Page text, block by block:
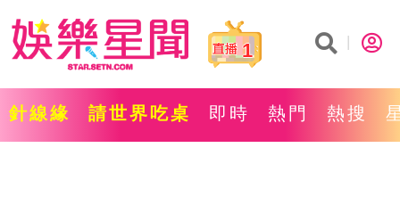
1
針線緣 請世界吃桌 即時 熱門 熱搜